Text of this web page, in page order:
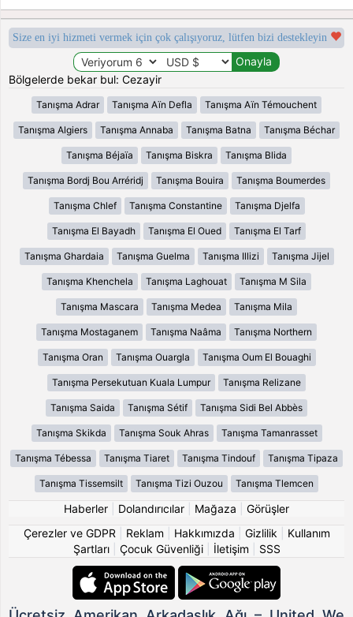
Size en iyi hizmeti vermek için çok çalışıyoruz, lütfen bizi destekleyin
Bölgelerde bekar bul: Cezayir
Tanışma Adrar Tanışma Aïn Defla Tanışma Aïn Témouchent
Tanışma Algiers Tanışma Annaba Tanışma Batna Tanışma Béchar
Tanışma Béjaïa Tanışma Biskra Tanışma Blida
Tanışma Bordj Bou Arréridj Tanışma Bouira Tanışma Boumerdes
Tanışma Chlef Tanışma Constantine Tanışma Djelfa
Tanışma El Bayadh Tanışma El Oued Tanışma El Tarf
Tanışma Ghardaia Tanışma Guelma Tanışma Illizi Tanışma Jijel
Tanışma Khenchela Tanışma Laghouat Tanışma M Sila
Tanışma Mascara Tanışma Medea Tanışma Mila
Tanışma Mostaganem Tanışma Naâma Tanışma Northern
Tanışma Oran Tanışma Ouargla Tanışma Oum El Bouaghi
Tanışma Persekutuan Kuala Lumpur Tanışma Relizane
Tanışma Saida Tanışma Sétif Tanışma Sidi Bel Abbès
Tanışma Skikda Tanışma Souk Ahras Tanışma Tamanrasset
Tanışma Tébessa Tanışma Tiaret Tanışma Tindouf Tanışma Tipaza
Tanışma Tissemsilt Tanışma Tizi Ouzou Tanışma Tlemcen
Haberler Dolandırıcılar Mağaza
Görüşler
Çerezler ve GDPR
Reklam Hakkımızda Gizlilik
Kullanım
Şartları| Çocuk Güvenliği| İletişim SSS